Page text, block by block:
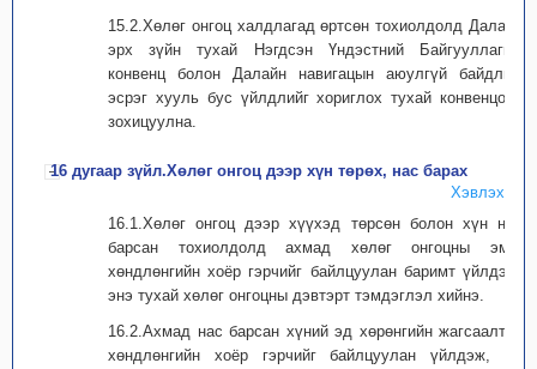
15.2.Хөлөг онгоц халдлагад өртсөн тохиолдолд Далайн
эрх зүйн тухай Нэгдсэн Үндэстний Байгууллагын
конвенц болон Далайн навигацын аюулгүй байдлын
эсрэг хууль бус үйлдлийг хориглох тухай конвенцоор
зохицуулна.
16 дугаар зүйл.Хөлөг онгоц дээр хүн төрөх, нас барах
Хэвлэх
16.1.Хөлөг онгоц дээр хүүхэд төрсөн болон хүн нас
барсан тохиолдолд ахмад хөлөг онгоцны эмч,
хөндлөнгийн хоёр гэрчийг байлцуулан баримт үйлдэж,
энэ тухай хөлөг онгоцны дэвтэрт тэмдэглэл хийнэ.
16.2.Ахмад нас барсан хүний эд хөрөнгийн жагсаалтыг
хөндлөнгийн хоёр гэрчийг байлцуулан үйлдэж, эд